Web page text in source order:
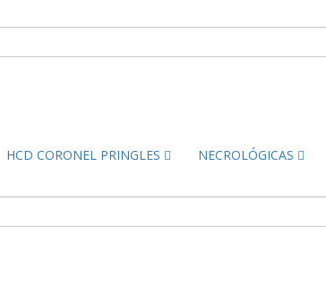
HCD CORONEL PRINGLES NECROLÓGICAS